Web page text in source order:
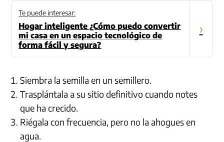
Te puede interesar:
Hogar inteligente ¿Cómo puedo convertir
mi casa en un espacio tecnológico de
forma fácil y segura?
›
Siembra la semilla en un semillero.
Trasplántala a su sitio definitivo cuando notes
que ha crecido.
Riégala con frecuencia, pero no la ahogues en
agua.